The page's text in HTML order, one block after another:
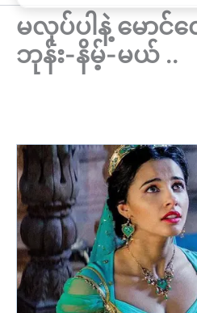
မလုပ်ပါနဲ့ မောင်
ဘုန်း-နိမ့်-မယ် ..